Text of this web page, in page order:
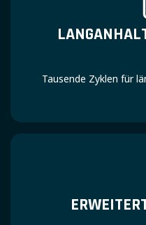
Tausende Zyklen für